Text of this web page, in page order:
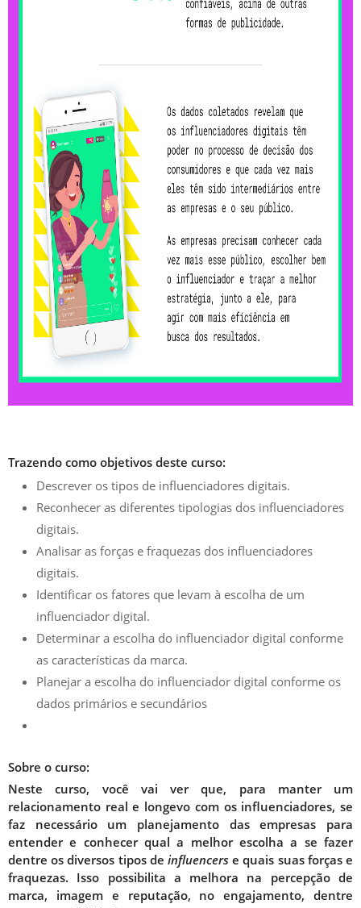
Trazendo como objetivos deste curso:
Descrever os tipos de influenciadores digitais.
Reconhecer as diferentes tipologias dos influenciadores
digitais.
Analisar as forças e fraquezas dos influenciadores
digitais.
Identificar os fatores que levam à escolha de um
influenciador digital.
Determinar a escolha do influenciador digital conforme
as características da marca.
Planejar a escolha do influenciador digital conforme os
dados primários e secundários
Sobre o curso:
Neste curso, você vai ver que, para manter um
relacionamento real e longevo com os influenciadores, se
faz necessário um planejamento das empresas para
entender e conhecer qual a melhor escolha a se fazer
dentre os diversos tipos de influencerse quais suas forças e
fraquezas. Isso possibilita a melhora na percepção de
marca, imagem e reputação, no engajamento, dentre